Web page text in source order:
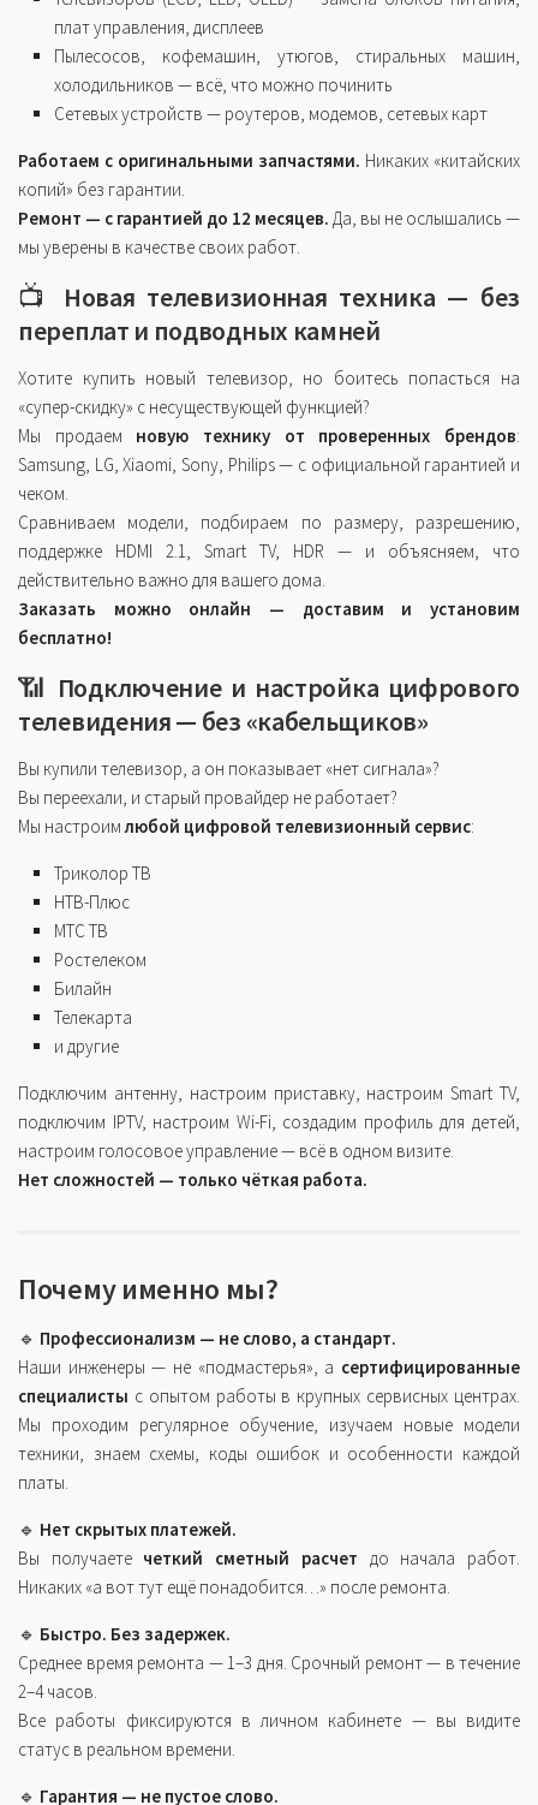
плат управления, дисплеев
Пылесосов, кофемашин, утюгов, стиральных машин,
холодильников — всё, что можно починить
Сетевых устройств — роутеров, модемов, сетевых карт
Работаем с оригинальными запчастями. Никаких «китайских
копий» без гарантии.
Ремонт — с гарантией до 12 месяцев. Да, вы не ослышались —
мы уверены в качестве своих работ.
📺 Новая телевизионная техника — без
переплат и подводных камней
Хотите купить новый телевизор, но боитесь попасться на
«супер-скидку» с несуществующей функцией?
Мы продаем новую технику от проверенных брендов:
Samsung, LG, Xiaomi, Sony, Philips — с официальной гарантией и
чеком.
Сравниваем модели, подбираем по размеру, разрешению,
поддержке HDMI 2.1, Smart TV, HDR — и объясняем, что
действительно важно для вашего дома.
Заказать можно онлайн — доставим и установим
бесплатно!
📶 Подключение и настройка цифрового
телевидения — без «кабельщиков»
Вы купили телевизор, а он показывает «нет сигнала»?
Вы переехали, и старый провайдер не работает?
Мы настроимлюбой цифровой телевизионный сервис:
Триколор ТВ
НТВ-Плюс
МТС ТВ
Ростелеком
Билайн
Телекарта
и другие
Подключим антенну, настроим приставку, настроим Smart TV,
подключим IPTV, настроим Wi-Fi, создадим профиль для детей,
настроим голосовое управление — всё в одном визите.
Нет сложностей — только чёткая работа.
Почему именно мы?
🔹 Профессионализм — не слово, а стандарт.
Наши инженеры — не «подмастерья», а сертифицированные
специалисты с опытом работы в крупных сервисных центрах.
Мы проходим регулярное обучение, изучаем новые модели
техники, знаем схемы, коды ошибок и особенности каждой
платы.
🔹 Нет скрытых платежей.
Вы получаете четкий сметный расчет до начала работ.
Никаких «а вот тут ещё понадобится…» после ремонта.
🔹 Быстро. Без задержек.
Среднее время ремонта — 1–3 дня. Срочный ремонт — в течение
2–4 часов.
Все работы фиксируются в личном кабинете — вы видите
статус в реальном времени.
🔹 Гарантия — не пустое слово.